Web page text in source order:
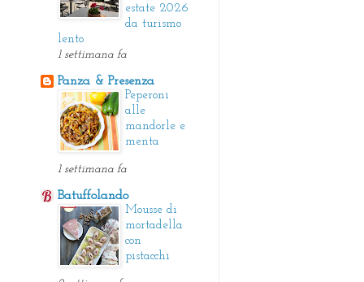
estate 2026
da turismo
lento
1 settimana fa
Panza & Presenza
Peperoni
alle
mandorle e
menta
1 settimana fa
Batuffolando
Mousse di
mortadella
con
pistacchi